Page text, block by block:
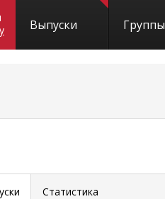
Выпуски Группы
Статистика